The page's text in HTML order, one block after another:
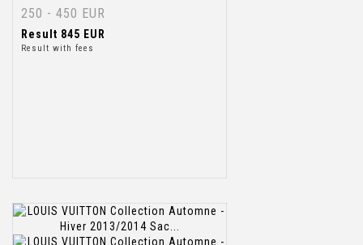
250 - 450 EUR
Result 845 EUR
Result with fees